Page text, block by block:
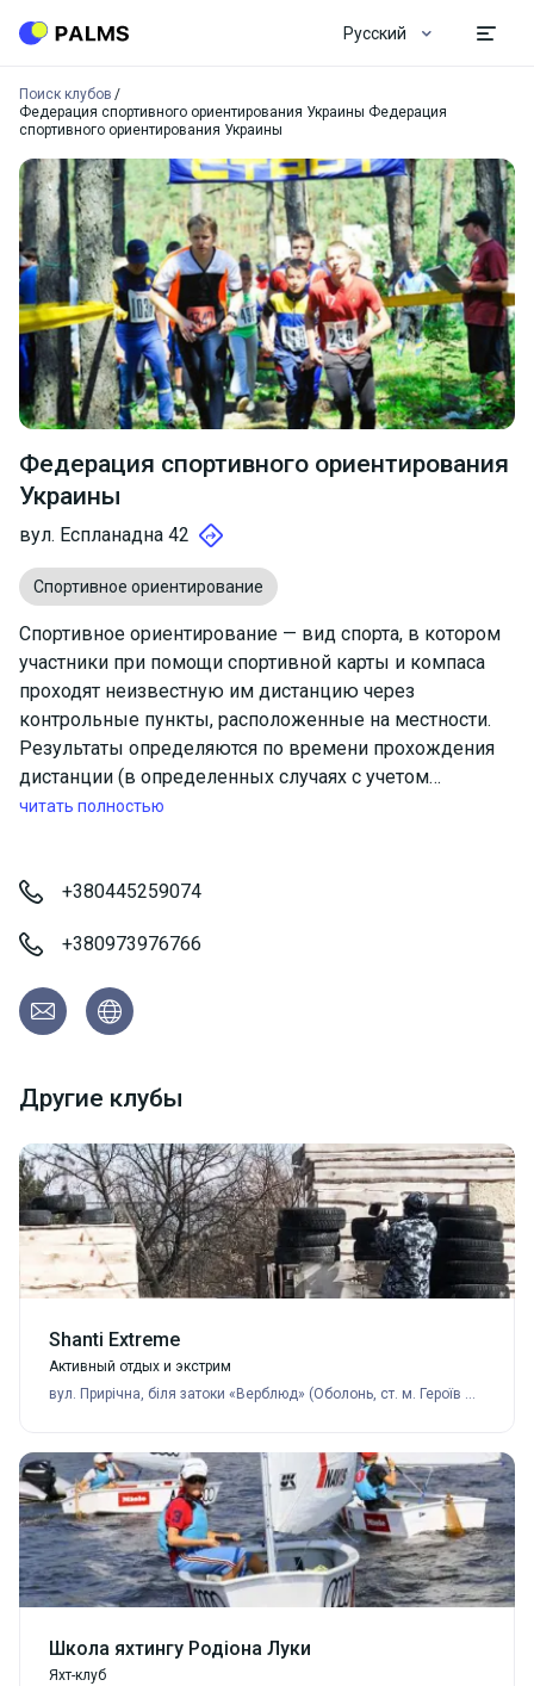
Русский
Поиск клубов
Федерация спортивного ориентирования Украины Федерация
спортивного ориентирования Украины
Федерация спортивного ориентирования
Украины
вул. Еспланадна 42
Спортивное ориентирование
Спортивное ориентирование — вид спорта, в котором
участники при помощи спортивной карты и компаса
проходят неизвестную им дистанцию через
контрольные пункты, расположенные на местности.
Результаты определяются по времени прохождения
дистанции (в определенных случаях с учетом
штрафного времени) или по количеству набранных
читать полностью
+380445259074
+380973976766
Другие клубы
Shanti Extreme
Активный отдых и экстрим
вул. Прирічна, біля затоки «Верблюд» (Оболонь, ст. м. Героїв Дніпра);
Школа яхтингу Родіона Луки
Яхт-клуб